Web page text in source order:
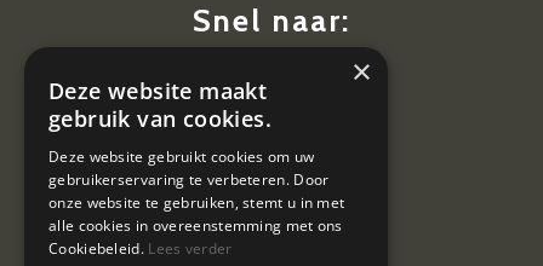
Snel naar:
Diensten
Vacatures
×
Deze website maakt
gebruik van cookies.
Deze website gebruikt cookies om uw
gebruikerservaring te verbeteren. Door
onze website te gebruiken, stemt u in met
alle cookies in overeenstemming met ons
Cookiebeleid. Lees verder